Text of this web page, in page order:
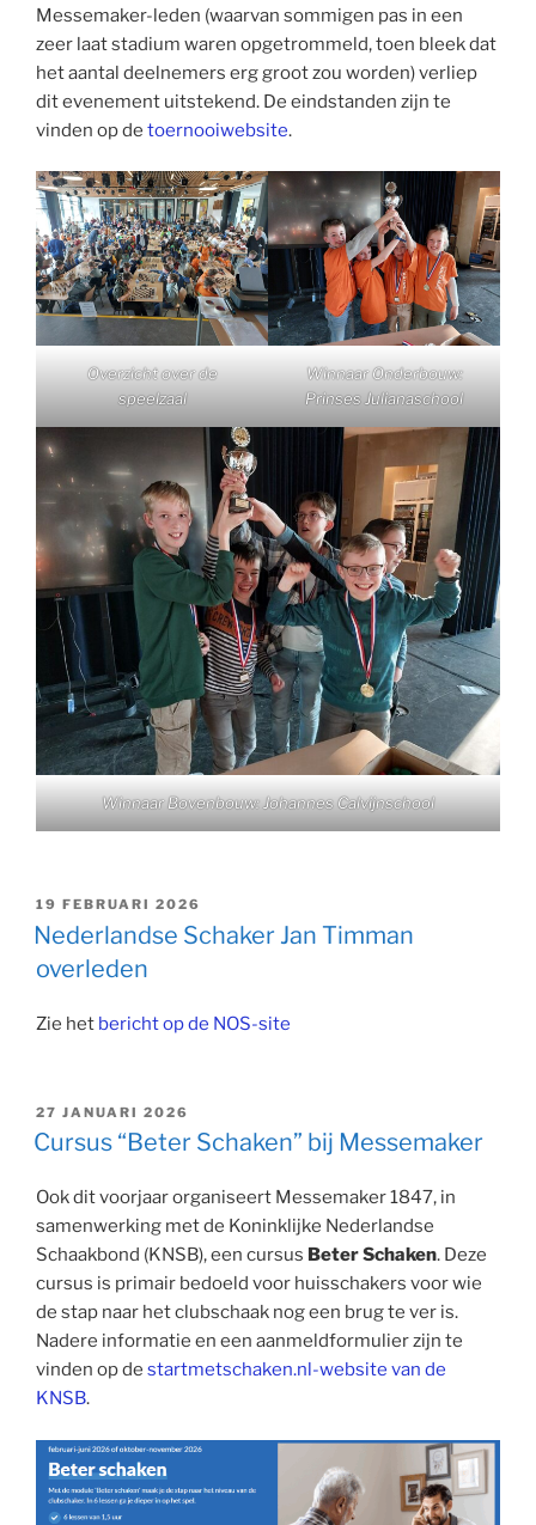
Messemaker-leden (waarvan sommigen pas in een
zeer laat stadium waren opgetrommeld, toen bleek dat
het aantal deelnemers erg groot zou worden) verliep
dit evenement uitstekend. De eindstanden zijn te
vinden op de toernooiwebsite.
Overzicht over de
speelzaal
Winnaar Onderbouw:
Prinses Julianaschool
Winnaar Bovenbouw: Johannes Calvijnschool
GEPLAATST
OP
19 FEBRUARI 2026
Nederlandse Schaker Jan Timman
overleden
Zie het bericht op de NOS-site
GEPLAATST
OP
27 JANUARI 2026
Cursus “Beter Schaken” bij Messemaker
Ook dit voorjaar organiseert Messemaker 1847, in
samenwerking met de Koninklijke Nederlandse
Schaakbond (KNSB), een cursus Beter Schaken. Deze
cursus is primair bedoeld voor huisschakers voor wie
de stap naar het clubschaak nog een brug te ver is.
Nadere informatie en een aanmeldformulier zijn te
vinden op de startmetschaken.nl-website van de
KNSB.